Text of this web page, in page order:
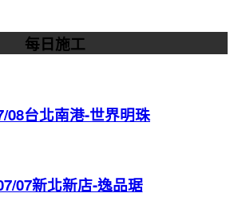
每日施工
08台北南港-世界明珠
07新北新店-逸品琚